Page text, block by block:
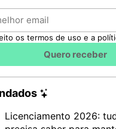
os termos de uso e a
Quero receber
Licenciamento 2026: